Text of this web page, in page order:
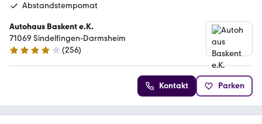
Abstandstempomat
Autohaus Baskent e.K.
71069 Sindelfingen-Darmsheim
4.2 Sterne
(256)
Kontakt Parken